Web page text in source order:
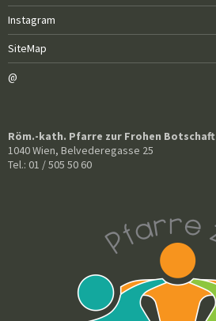
Instagram
SiteMap
@
Röm.-kath. Pfarre zur Frohen Botschaft
1040 Wien, Belvederegasse 25
Tel.: 01 / 505 50 60